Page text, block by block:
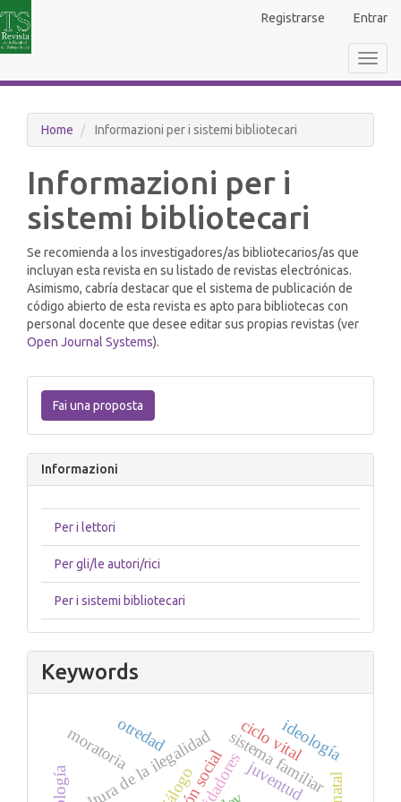
Barra
Registrarse Entrar
Home Informazioni per i sistemi bibliotecari
Informazioni per i
sistemi bibliotecari
Se recomienda a los investigadores/as bibliotecarios/as que
incluyan esta revista en su listado de revistas electrónicas.
Asimismo, cabría destacar que el sistema de publicación de
código abierto de esta revista es apto para bibliotecas con
personal docente que desee editar sus propias revistas (ver
Open Journal Systems).
una
proposta
Fai una proposta
Informazioni
Per i lettori
Per gli/le autori/rici
Per i sistemi bibliotecari
Keywords
cultura de la ilegalidadsistema familiar
cuidadores
moratoria
juventud
ciclo vitalideología
diálogo
otredad